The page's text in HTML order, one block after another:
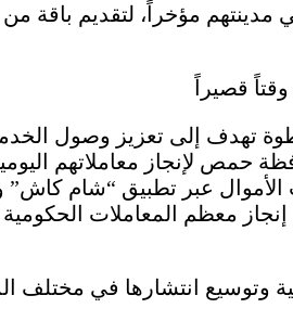
مؤخراً، لتقديم باقة
تهدف إلى تعزيز وصول
حمص لإنجاز معاملاتهم
عبر تطبيق “شام كاش”
إنجاز معظم المعاملات
وتوسيع انتشارها في مختلف